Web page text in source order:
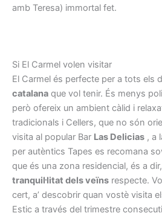
amb Teresa) immortal fet.
Si El Carmel volen visitar
El Carmel és perfecte per a tots els
catalana que vol tenir. És menys
però ofereix un ambient càlid i
tradicionals i Cellers, que no són
visita al popular Bar Las Delicias , a
per autèntics Tapes es recomana
que és una zona residencial, és a
tranquil·litat dels veïns respecte.
cert, a’ descobrir quan vostè visita
Estic a través del trimestre